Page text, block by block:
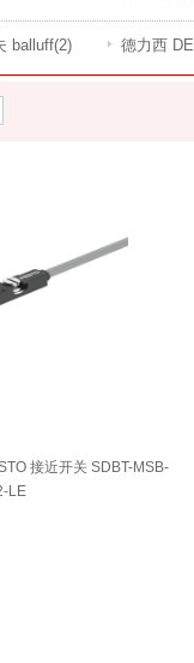
balluff(2) 德力西
接近开关 SDBT-MSB-
LE